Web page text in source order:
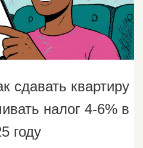
сдавать квартиру
налог 4-6% в
году